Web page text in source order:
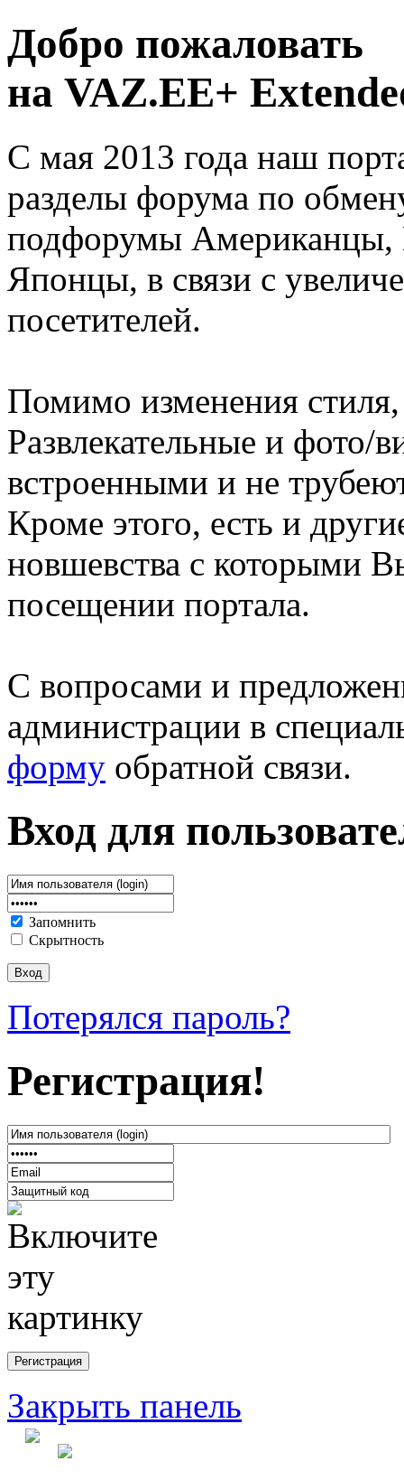
Добро пожаловать
на VAZ.EE+
С мая 2013 года наш
разделы форума по
подфорумы
Японцы, в связи с
посетителей.
Помимо изменения
Развлекательные и фото/
встроенными и не
Кроме этого, есть и
новшевства с которыми
посещении портала.
С вопросами и
администрации в
форму обратной связи.
Вход для
Запомнить
Скрытность
Потерялся пароль?
Регистрация!
Закрыть панель